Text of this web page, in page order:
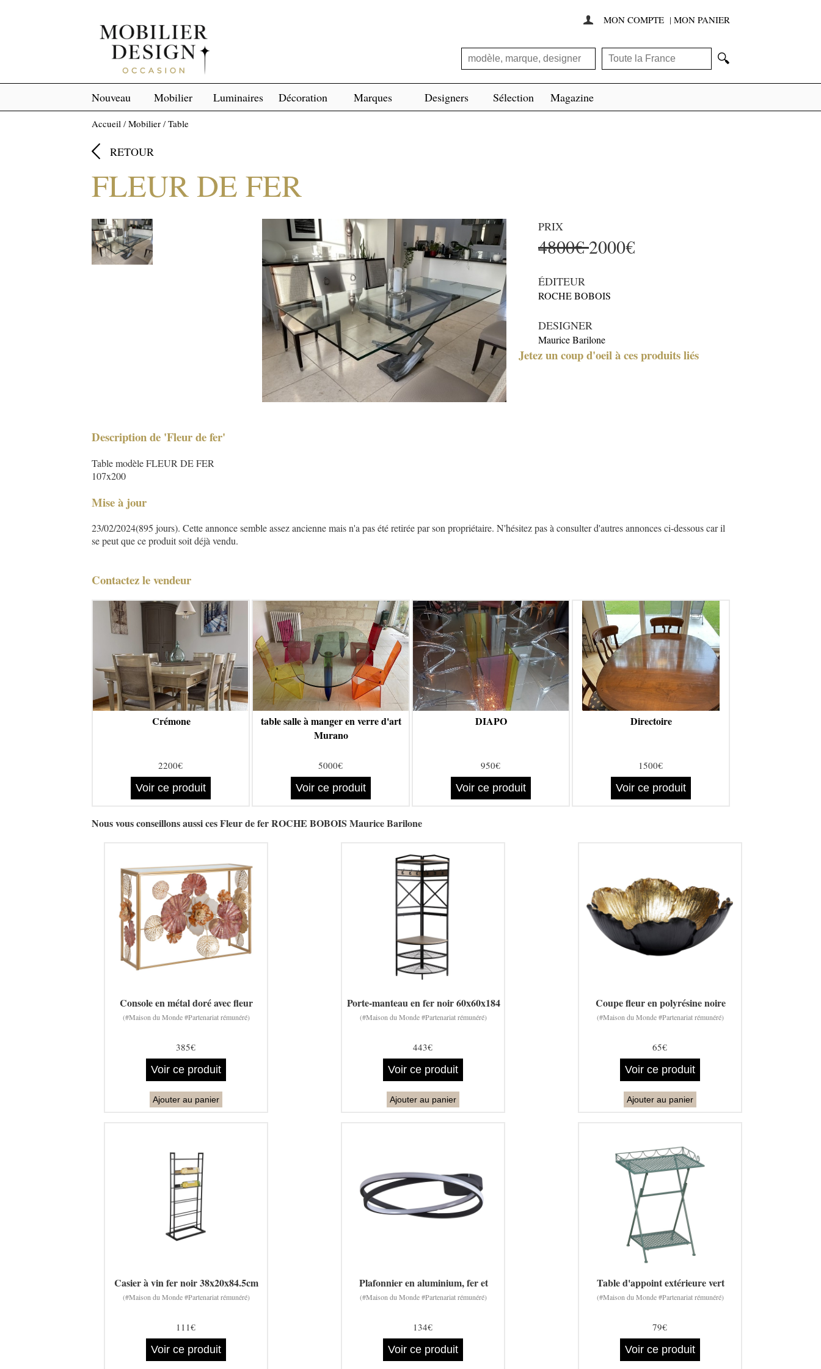
 MON COMPTE | MON PANIER
🔍
Nouveau Mobilier Luminaires Décoration Marques Designers Sélection Magazine
Accueil/Mobilier/Table
 RETOUR
FLEUR DE FER
PRIX
4800€2000€
ÉDITEUR
ROCHE BOBOIS
DESIGNER
Maurice Barilone
Description de 'Fleur de fer'
Table modèle FLEUR DE FER
107x200
Mise à jour
23/02/2024(895 jours). Cette annonce semble assez ancienne mais n'a pas été retirée par son propriétaire. N'hésitez pas à consulter d'autres annonces ci-dessous car il
se peut que ce produit soit déjà vendu.
Contactez le vendeur
Jetez un coup d'oeil à ces produits liés
Crémone
2200€
Voir ce produit
table salle à manger en verre d'art
Murano
5000€
Voir ce produit
DIAPO
950€
Voir ce produit
Directoire
1500€
Voir ce produit
Nous vous conseillons aussi ces Fleur de fer ROCHE BOBOIS Maurice Barilone
Console en métal doré avec fleur
(#Maison du Monde #Partenariat rémunéré)
385€
Voir ce produit
Ajouter au panier
Porte-manteau en fer noir 60x60x184
(#Maison du Monde #Partenariat rémunéré)
443€
Voir ce produit
Ajouter au panier
Coupe fleur en polyrésine noire
(#Maison du Monde #Partenariat rémunéré)
65€
Voir ce produit
Ajouter au panier
Casier à vin fer noir 38x20x84.5cm
(#Maison du Monde #Partenariat rémunéré)
111€
Voir ce produit
Plafonnier en aluminium, fer et
(#Maison du Monde #Partenariat rémunéré)
134€
Voir ce produit
Table d'appoint extérieure vert
(#Maison du Monde #Partenariat rémunéré)
79€
Voir ce produit